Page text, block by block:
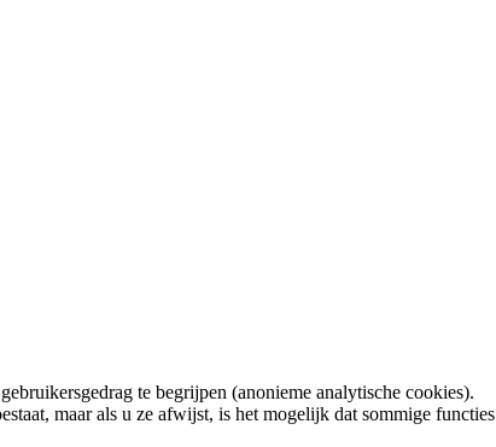
te begrijpen (anonieme analytische cookies).
maar als u ze afwijst, is het mogelijk dat sommige functies